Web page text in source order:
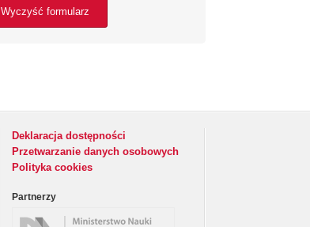
Wyczyść formularz
Deklaracja dostępności
Przetwarzanie danych osobowych
Polityka cookies
Partnerzy